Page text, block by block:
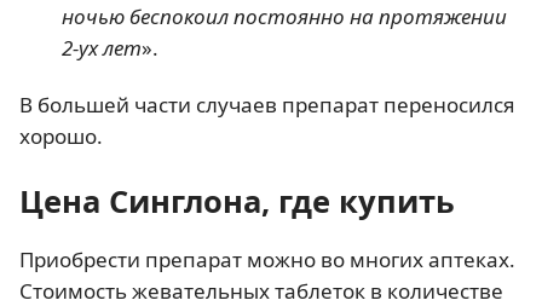
ночью беспокоил постоянно на протяжении
2-ух лет».
В большей части случаев препарат переносился
хорошо.
Цена Синглона, где купить
Приобрести препарат можно во многих аптеках.
Стоимость жевательных таблеток в количестве